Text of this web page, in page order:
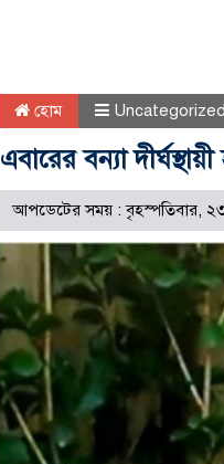
হোম Uncategorized
এবারের বন্যা
আপডেটের সময় : বৃহস্পতিবার,